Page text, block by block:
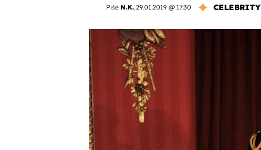
Piše N.K.,29.01.2019 @ 17:30 CELEBRITY